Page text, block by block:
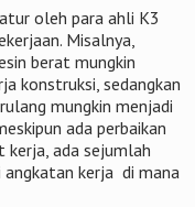
oleh para ahli K3
Misalnya,
berat mungkin
konstruksi, sedangkan
mungkin menjadi
ada perbaikan
ada sejumlah
kerja di mana